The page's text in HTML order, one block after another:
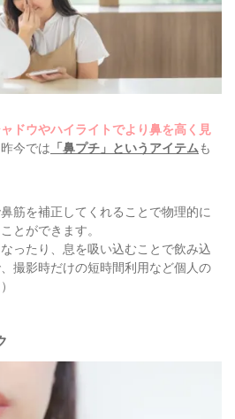
ャドウやハイライトでより鼻を高く見
今では 「鼻プチ」というアイテムも
筋を補正してくれることで物理的に
とができます。
ったり、息を吸い込むことで飲み込
撮影時だけの短時間利用など個人の